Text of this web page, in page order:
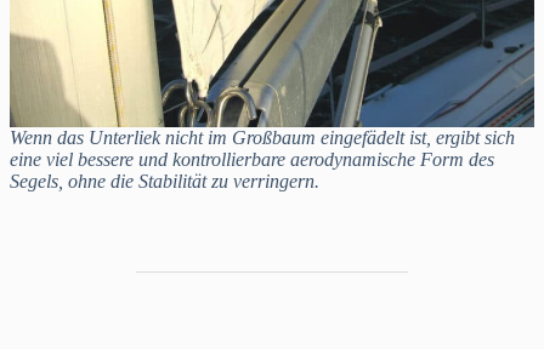
Wenn das Unterliek nicht im Großbaum eingefädelt ist, ergibt sich
eine viel bessere und kontrollierbare aerodynamische Form des
Segels, ohne die Stabilität zu verringern.